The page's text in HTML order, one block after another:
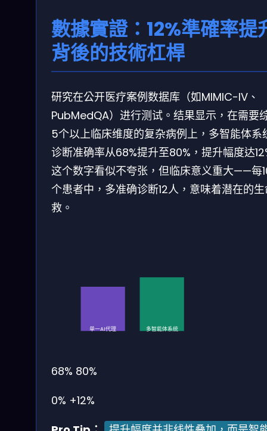
數據實證：12%準確率提
背後的技術杠桿
研究在公开医疗案例数据库（如MIMIC-IV、
PubMedQA）进行测试。结果显示，在需要
5个以上临床维度的复杂病例上，多智能体系
诊断准确率从68%提升至80%，提升幅度达
这个数字看似不夸张，但临床意义重大——每
个患者中，多准确诊断12人，意味着潜在的
救。
单一AI代理 多智能体系统
68% 80%
0% +12%